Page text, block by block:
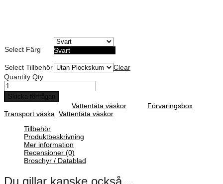
Select Färg Svart
Select Tillbehör
Clear
Quantity Qty
Skicka förfrågan
Vattentäta väskor Förvaringsbox
Transport väska Vattentäta väskor
Tillbehör
Produktbeskrivning
Mer information
Recensioner (0)
Broschyr / Datablad
Du gillar kanske också…